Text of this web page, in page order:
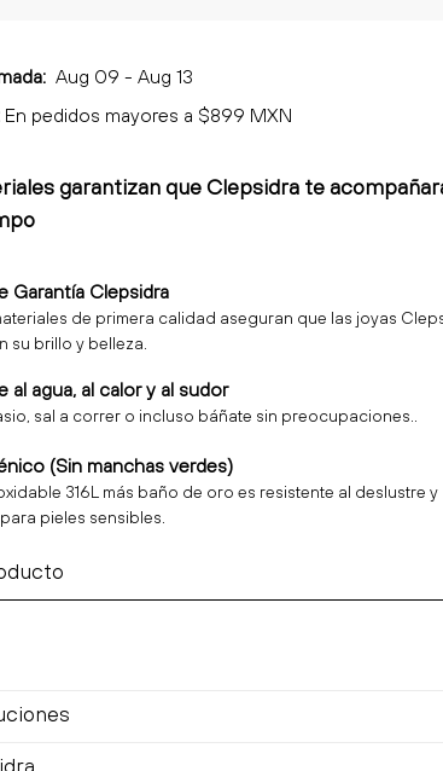
Aug 09 - Aug 13
En pedidos mayores a $899 MXN
garantizan que Clepsidra te
Garantía Clepsidra
de primera calidad aseguran que las joyas
su brillo y belleza.
al agua, al calor y al sudor
sal a correr o incluso báñate sin preocupaciones..
(Sin manchas verdes)
316L más baño de oro es resistente al deslustre y
pieles sensibles.